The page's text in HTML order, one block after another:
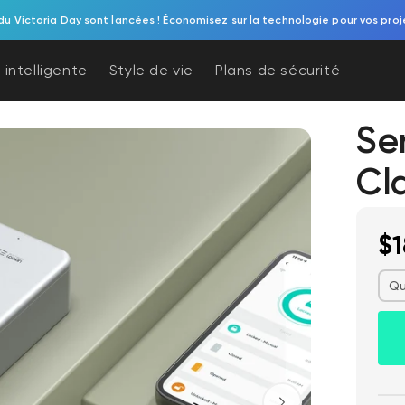
Victoria Day sont lancées ! Économisez sur la technologie pour vos
intelligente Style de vie Plans de sécurité